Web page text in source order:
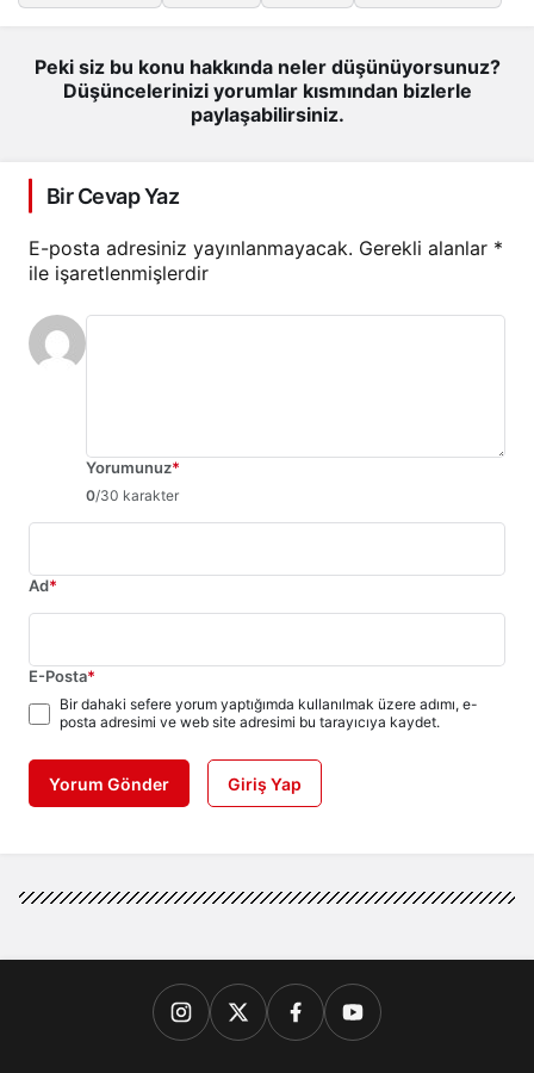
Peki siz bu konu hakkında neler düşünüyorsunuz?
Düşüncelerinizi yorumlar kısmından bizlerle
paylaşabilirsiniz.
Bir Cevap Yaz
E-posta adresiniz yayınlanmayacak. Gerekli alanlar *
ile işaretlenmişlerdir
Yorumunuz*
0/30 karakter
Ad*
E-Posta*
Bir dahaki sefere yorum yaptığımda kullanılmak üzere adımı, e-
posta adresimi ve web site adresimi bu tarayıcıya kaydet.
Yorum Gönder Giriş Yap